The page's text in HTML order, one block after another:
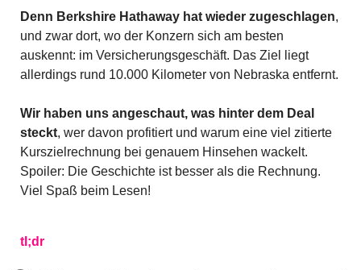
Denn Berkshire Hathaway hat wieder zugeschlagen,
und zwar dort, wo der Konzern sich am besten
auskennt: im Versicherungsgeschäft. Das Ziel liegt
allerdings rund 10.000 Kilometer von Nebraska entfernt.
Wir haben uns angeschaut, was hinter dem Deal
steckt, wer davon profitiert und warum eine viel zitierte
Kurszielrechnung bei genauem Hinsehen wackelt.
Spoiler: Die Geschichte ist besser als die Rechnung.
Viel Spaß beim Lesen!
tl;dr